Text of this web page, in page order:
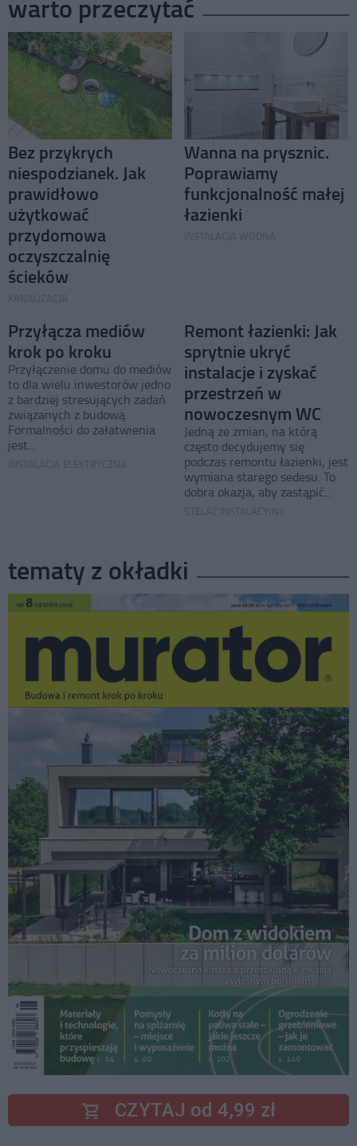
warto przeczytać
Bez przykrych
niespodzianek. Jak
prawidłowo
użytkować
przydomowa
oczyszczalnię
ścieków
Wanna na prysznic.
Poprawiamy
funkcjonalność małej
łazienki
Przyłącza mediów
krok po kroku
Przyłączenie domu do mediów
to dla wielu inwestorów jedno
z bardziej stresujących zadań
związanych z budową.
Formalności do załatwienia
jest...
Remont łazienki: Jak
sprytnie ukryć
instalacje i zyskać
przestrzeń w
nowoczesnym WC
Jedną ze zmian, na którą
często decydujemy się
podczas remontu łazienki, jest
wymiana starego sedesu. To
dobra okazja, aby zastąpić...
tematy z okładki
CZYTAJ od 4,99 zł